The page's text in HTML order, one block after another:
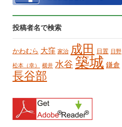
投稿者名で検索
かわむら 大窪 家治 成田 日置 日野
松本（幸） 横井 水谷 築城 鎌倉
長谷部